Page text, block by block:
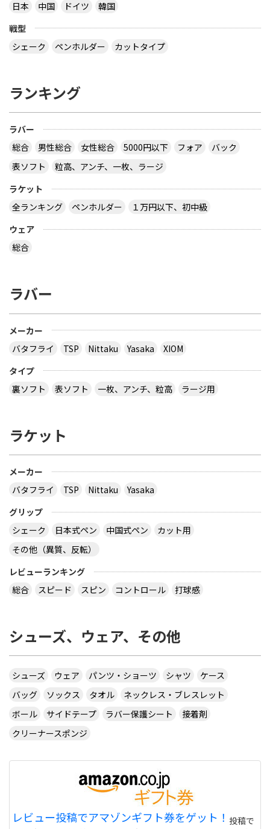
なら接着層 15% もありえますね 【質問】 （１）卓
ラケットで フォア面に近い所に 厚い接着層を入れ
る想定をしたのでしょうか？
いケースもあり得ますよ。 ２枚合板、昔にあったセ
板だったか、４枚合板だったかは忘れましたが。
サイトを見る
http://table-tennis.ocnk.net/ こちらでユニフォー
おうと思っているのは Li-Ning リーニン 中国代表ユ
３月２８日～島根県で行われた全国中学選抜卓球大
会で販売されていた 背面に「loved table
tennis~」と書かれたデザインTシャツ どこで購入
多分大会Ｔシャツでしょう。 どこでも売ってないの
では？ その会場でしか買えませんので、 最後の方
はサイズごとに売り切れになるので、 欲しい場合は
午前中に購入した方が良いでしょう。 県大会より上
で、出られなくても見に行くといいと思います。
virtual table tennisというアプリについてです。
サーブから回転(カーブなど)をかけるのってどうや
出来ますが、サーブからはできません 。 もしかし
カテ違いですが・・ 攻略サイトには スピンは相手
のコートに球があるときに自分のラケット付近をダ
ブルタップ！する と書いてありますのでやっぱり
ダブルタップではないでしょうか・・・
サイトを見る
CUSTOM TABLE TENNIS というサイトでラバーを
http://www.customtabletennis.co.uk/ですが この
サイトは日本からでも購入できますか？ また個人
情報は英語で入力する必要があるのでしょうか？
偽物うってるとこもあるので 海外のサイトって注意
しないと危ない 個人輸入とかしてオクで偽物うって
日本
中国 ドイツ
韓国
戦型
シェーク
ペンホルダー カットタイプ
ランキング
ラバー
総合
男性総合 女性総合 5000円以下 フォア
バック
表ソフト
粒高、アンチ、一枚、ラージ
ラケット
全ランキング
ペンホルダー
１万円以下、初中級
ウェア
総合
ラバー
メーカー
バタフライ
TSP Nittaku Yasaka
XIOM
タイプ
裏ソフト
表ソフト 一枚、アンチ、粒高 ラージ用
ラケット
メーカー
バタフライ
TSP Nittaku
Yasaka
グリップ
シェーク
日本式ペン 中国式ペン
カット用
その他（異質、反転）
レビューランキング
総合
スピード スピン コントロール 打球感
シューズ、ウェア、その他
シューズ ウェア パンツ・ショーツ シャツ
ケース
バッグ
ソックス タオル
ネックレス・ブレスレット
ボール
サイドテープ ラバー保護シート
接着剤
クリーナースポンジ
レビュー投稿でアマゾンギフト券をゲット！ 投稿で